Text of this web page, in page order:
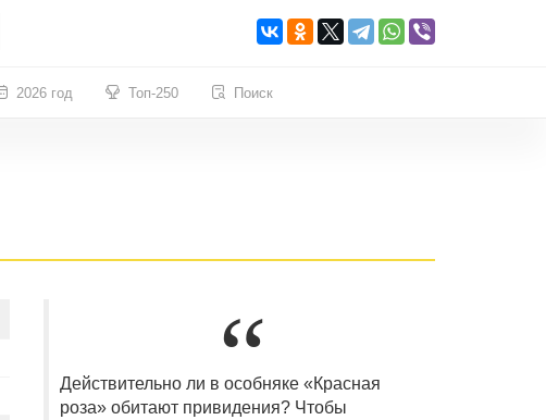
2026 год Топ-250 Поиск
Действительно ли в особняке «Красная
роза» обитают привидения? Чтобы